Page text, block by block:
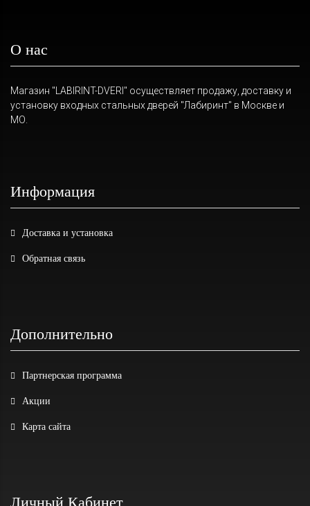
О нас
Магазин "LABIRINT-DVERI" осуществляет продажу, доставку и
установку входных стальных дверей "Лабиринт" в Москве и
МО.
Информация
Доставка и установка
Обратная связь
Дополнительно
Партнерская программа
Акции
Карта сайта
Личный Кабинет